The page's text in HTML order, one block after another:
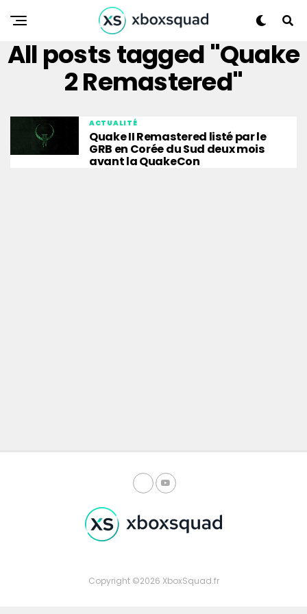
All posts tagged "Quake
2 Remastered"
ACTUALITÉ
Quake II Remastered listé par le
GRB en Corée du Sud deux mois
avant la QuakeCon
Copyright ©2026 XboxSquad.fr